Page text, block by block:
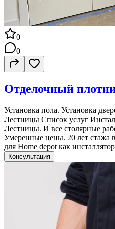
0
0
Отделочный
Установка пола. Установка
Лестницы Список услуг
Лестницы. И все столярные
Умеренные цены. 20 лет стажа
для Home depot как инсталлятор
Консультация